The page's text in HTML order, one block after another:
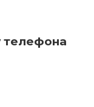
телефона